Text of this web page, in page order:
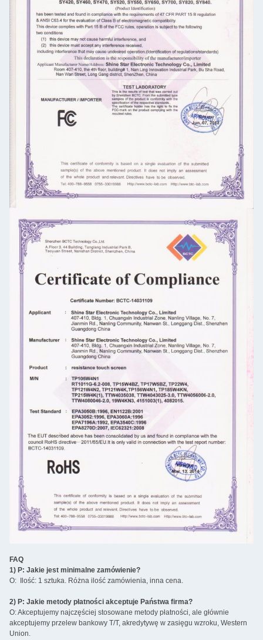
FAQ
1) P: Jakie jest minimalne zamówienie?
O: Ilość: 1 sztuka. Różna ilość zamówienia, inna cena.
2) P: Jakie metody płatności akceptuje Państwa firma?
O: Akceptujemy najczęściej stosowane metody płatności, ale głównie
akceptujemy przelew bankowy T/T, akredytywę w zasięgu wzroku, Western
Union.